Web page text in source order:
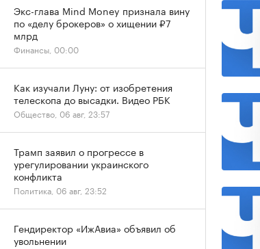
Экс-глава Mind Money признала вину
по «делу брокеров» о хищении ₽7
млрд
Финансы, 00:00
Как изучали Луну: от изобретения
телескопа до высадки. Видео РБК
Общество, 06 авг, 23:57
Трамп заявил о прогрессе в
урегулировании украинского
конфликта
Политика, 06 авг, 23:52
Гендиректор «ИжАвиа» объявил об
увольнении